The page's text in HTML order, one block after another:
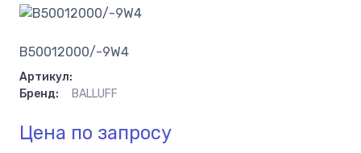
B50012000/-9W4
Артикул:
Бренд:
BALLUFF
Цена по запросу